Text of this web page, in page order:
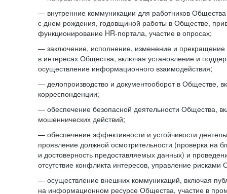
— внутренние коммуникации для работников
с днем рождения, годовщиной работы в Обществе,
функционирование HR-портала, участие в опросах;
— заключение, исполнение, изменение и прекращение
в интересах Общества, включая установление и
осуществление информационного взаимодействия;
— делопроизводство и документооборот в Обществе,
корреспонденции;
— обеспечение безопасной деятельности Общества,
мошеннических действий;
— обеспечение эффективности и устойчивости
проявление должной осмотрительности (проверка на
и достоверность предоставляемых данных) и
отсутствие конфликта интересов, управление рисками
— осуществление внешних коммуникаций, включая
на информационном ресурсе Общества, участие в